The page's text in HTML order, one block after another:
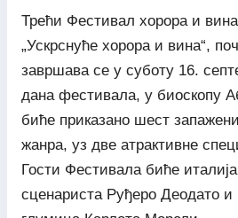
Трећи Фестивал хорора и
„Ускрснуће хорора и вина“,
завршава се у суботу 16.
дана фестивала, у биоскопу
биће приказано шест
жанра, уз две атрактивне
Гости Фестивала биће
сценариста Руђеро Деодато и